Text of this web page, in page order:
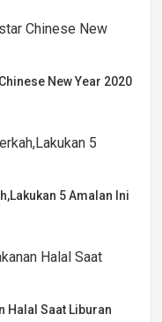
New Year 2020
5 Amalan Ini
Halal Saat Liburan